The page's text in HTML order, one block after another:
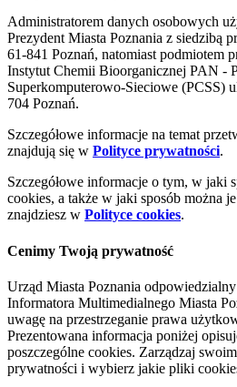
Administratorem danych osobowych
Prezydent Miasta Poznania z siedzibą
61-841 Poznań, natomiast podmiotem
Instytut Chemii Bioorganicznej PAN -
Superkomputerowo-Sieciowe (PCSS)
704 Poznań.
Szczegółowe informacje na temat
znajdują się w Polityce prywatności.
Szczegółowe informacje o tym, w jaki
cookies, a także w jaki sposób można
znajdziesz w Polityce cookies.
Cenimy Twoją prywatność
Urząd Miasta Poznania
Informatora Multimedialnego Miasta
uwagę na przestrzeganie prawa
Prezentowana informacja poniżej
poszczególne cookies. Zarządzaj
prywatności i wybierz jakie pliki